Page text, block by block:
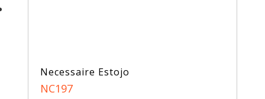
Necessaire Estojo
NC197